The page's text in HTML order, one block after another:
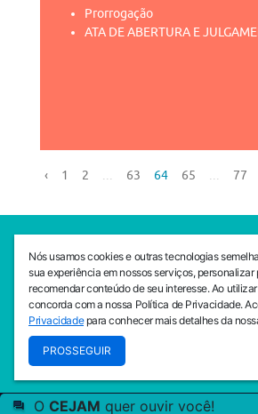
Prorrogação
ATA DE ABERTURA E
‹ 1 2 63 64 65 77
SEDE CEJAM
Av. da Liberdade, 765, Liberdade, São
(11) 3469 - 1818
INSTITUTO CEJAM
Av. da Liberdade, 765, Liberdade, São
© 2026
Nós usamos cookies e outras tecnologias
sua experiência em nossos serviços, personalizar
recomendar conteúdo de seu interesse. Ao
concorda com a nossa Política de Privacidade.
Privacidadepara conhecer mais detalhes da
PROSSEGUIR
O CEJAM quer ouvir você!